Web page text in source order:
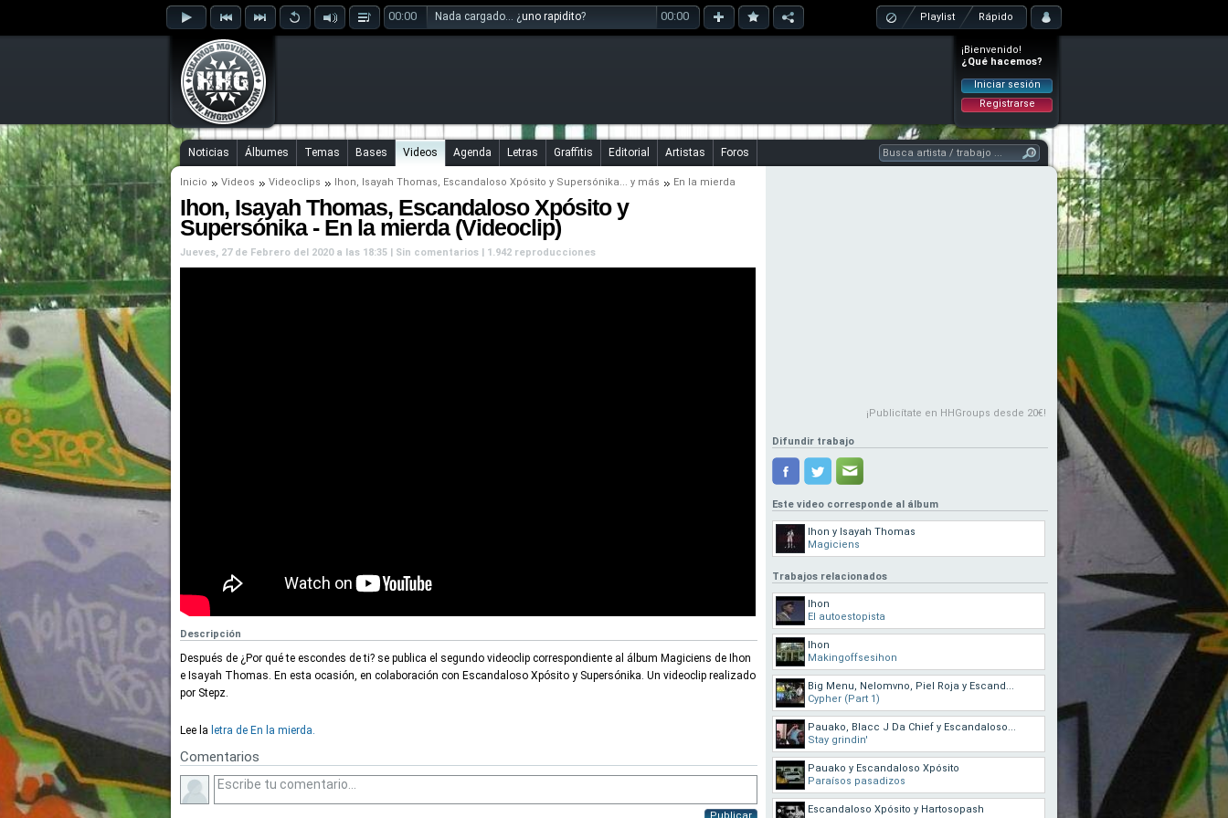
00:00 Nada cargado... ¿uno rapidito? 00:00 Playlist Rápido
¡Bienvenido!
¿Qué hacemos?
Iniciar sesión
Registrarse
Noticias Álbumes Temas Bases Videos Agenda Letras Graffitis Editorial Artistas Foros
Inicio Videos Videoclips Ihon, Isayah Thomas, Escandaloso Xpósito y Supersónika... y más En la mierda
Ihon, Isayah Thomas, Escandaloso Xpósito y
Supersónika - En la mierda (Videoclip)
Jueves, 27 de Febrero del 2020 a las 18:35 | Sin comentarios | 1.942 reproducciones
Descripción
Después de ¿Por qué te escondes de ti? se publica el segundo videoclip correspondiente al álbum Magiciens de Ihon
e Isayah Thomas. En esta ocasión, en colaboración con Escandaloso Xpósito y Supersónika. Un videoclip realizado
por Stepz.
Lee la letra de En la mierda.
Comentarios
¡Publicítate en HHGroups desde 20€!
Difundir trabajo
Este video corresponde al álbum
Ihon y Isayah Thomas
Magiciens
Trabajos relacionados
Ihon
El autoestopista
Ihon
Makingoffsesihon
Big Menu, Nelomvno, Piel Roja y Escand...
Cypher (Part 1)
Pauako, Blacc J Da Chief y Escandaloso...
Stay grindin'
Pauako y Escandaloso Xpósito
Paraísos pasadizos
Escandaloso Xpósito y Hartosopash